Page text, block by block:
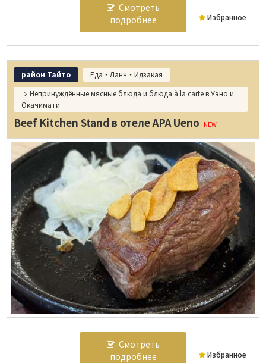
Избранное
Смотреть
подробнее
район Тайто
Еда・Ланч・Идзакая
Непринуждённые мясные блюда и блюда à la carte в Уэно и
Окачимати
Избранное
Beef Kitchen Stand в отеле APA Ueno NEW
Смотреть
подробнее